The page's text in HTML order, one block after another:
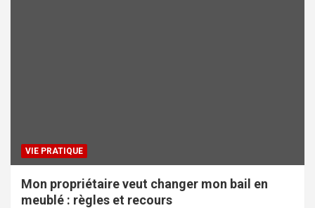
VIE PRATIQUE
Mon propriétaire veut changer mon bail en
meublé : règles et recours